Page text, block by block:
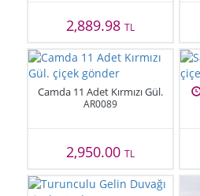
2,889.98TL
Camda 11 Adet Kırmızı Gül.
AR0089
2,950.00TL